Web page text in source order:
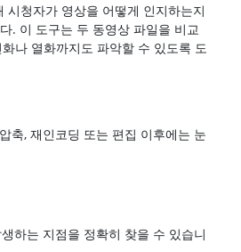
청자가 영상을 어떻게 인지하는지
. 이 도구는 두 동영상 파일을 비교
나 열화까지도 파악할 수 있도록 도
축, 재인코딩 또는 편집 이후에는 눈
하는 지점을 정확히 찾을 수 있습니